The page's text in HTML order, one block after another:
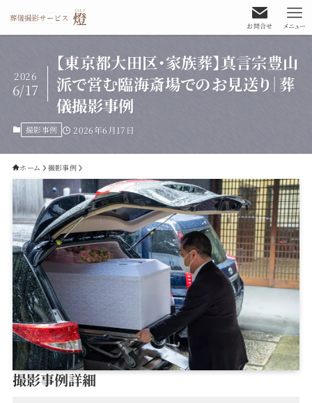
お問合せ メニュー
【東京都大田区・家族葬】真言宗豊山
派で営む臨海斎場でのお見送り｜葬
儀撮影事例
2026
6/17
撮影事例 2026年6月17日
ホーム 撮影事例
撮影事例詳細